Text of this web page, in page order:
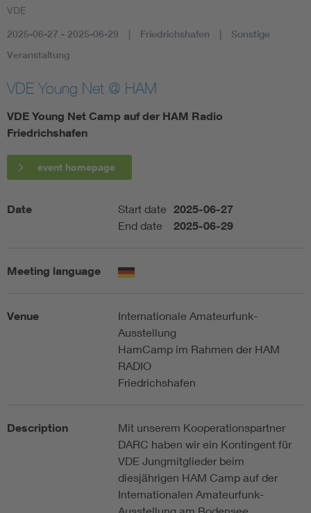
More Topics
Artificial Intelligence
Consumer protection
Defense
Digital Security
VDE
2025-06-27 - 2025-06-29 Friedrichshafen
Sonstige
Veranstaltung
VDE Young Net @ HAM
VDE Young Net Camp auf der HAM Radio
Friedrichshafen
event homepage
Date Start date 2025-06-27
End date 2025-06-29
Meeting language
Venue
Internationale Amateurfunk-
Ausstellung
HamCamp im Rahmen der HAM
RADIO
Friedrichshafen
Description
Mit unserem Kooperationspartner
DARC haben wir ein Kontingent für
VDE Jungmitglieder beim
diesjährigen HAM Camp auf der
Internationalen Amateurfunk-